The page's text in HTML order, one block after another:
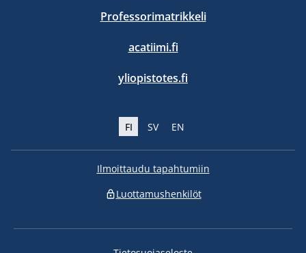
Professorimatrikkeli
acatiimi.fi
yliopistotes.fi
FI SV EN
Ilmoittaudu tapahtumiin
Luottamushenkilöt